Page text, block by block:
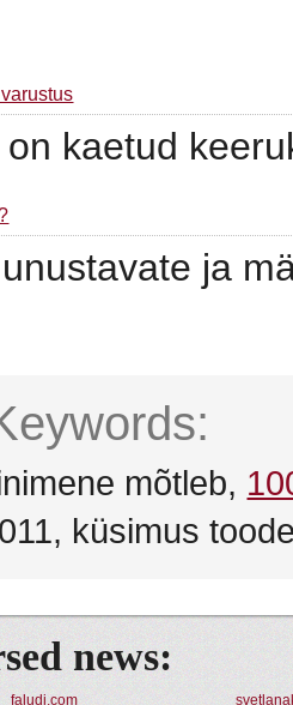
kaetud
ja
mõtleb,
küsimus
news:
faludi.com